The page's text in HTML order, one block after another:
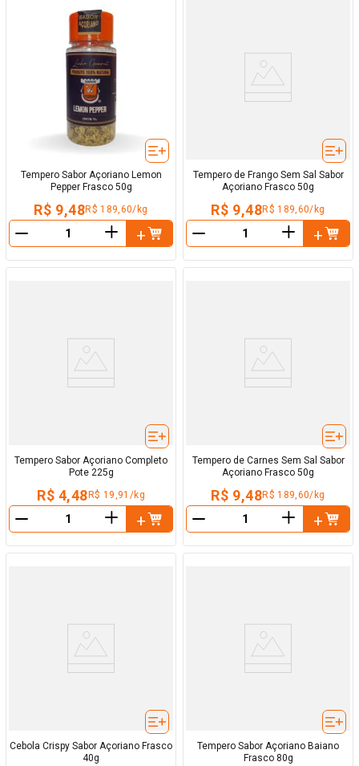
Tempero Sabor Açoriano Lemon
Pepper Frasco 50g
R$ 9,48R$ 189,60/kg
＋
Tempero de Frango Sem Sal Sabor
Açoriano Frasco 50g
R$ 9,48R$ 189,60/kg
＋
Tempero Sabor Açoriano Completo
Pote 225g
R$ 4,48 R$ 19,91/kg
＋
Tempero de Carnes Sem Sal Sabor
Açoriano Frasco 50g
R$ 9,48R$ 189,60/kg
＋
Cebola Crispy Sabor Açoriano Frasco
40g
Tempero Sabor Açoriano Baiano
Frasco 80g